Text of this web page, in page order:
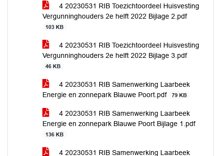
4 20230531 RIB Toezichtoordeel Huisvesting
Vergunninghouders 2e helft 2022 Bijlage 2.pdf
103 KB
4 20230531 RIB Toezichtoordeel Huisvesting
Vergunninghouders 2e helft 2022 Bijlage 3.pdf
46 KB
4 20230531 RIB Samenwerking Laarbeek
Energie en zonnepark Blauwe Poort.pdf
79 KB
4 20230531 RIB Samenwerking Laarbeek
Energie en zonnepark Blauwe Poort Bijlage 1.pdf
136 KB
4 20230531 RIB Samenwerking Laarbeek